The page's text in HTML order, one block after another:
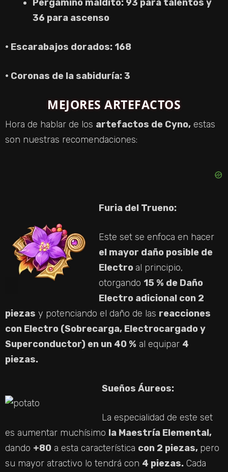
Pergamino maldito: 93 para talentos y
36 para ascenso
· Escarabajos dorados: 168
· Coronas de la sabiduría: 3
MEJORES ARTEFACTOS
Hora de hablar de los artefactos de Cyno, estas
son nuestras recomendaciones:
Furia del Trueno:
Este set se enfoca en hacer
el mayor daño posible de
Electro al principio,
otorgando 15 % de Daño
Electro adicional con 2
piezas y potenciando el daño de las reacciones
con Electro (Sobrecarga, Electrocargado y
Superconductor) en un 40 % al equipar 4
piezas.
Sueños Áureos:
La especialidad de este set
es aumentar muchísimo la Maestría Elemental,
dando +80 a esta característica con 2 piezas, pero
su mayor atractivo lo tendrá con 4 piezas. Cada